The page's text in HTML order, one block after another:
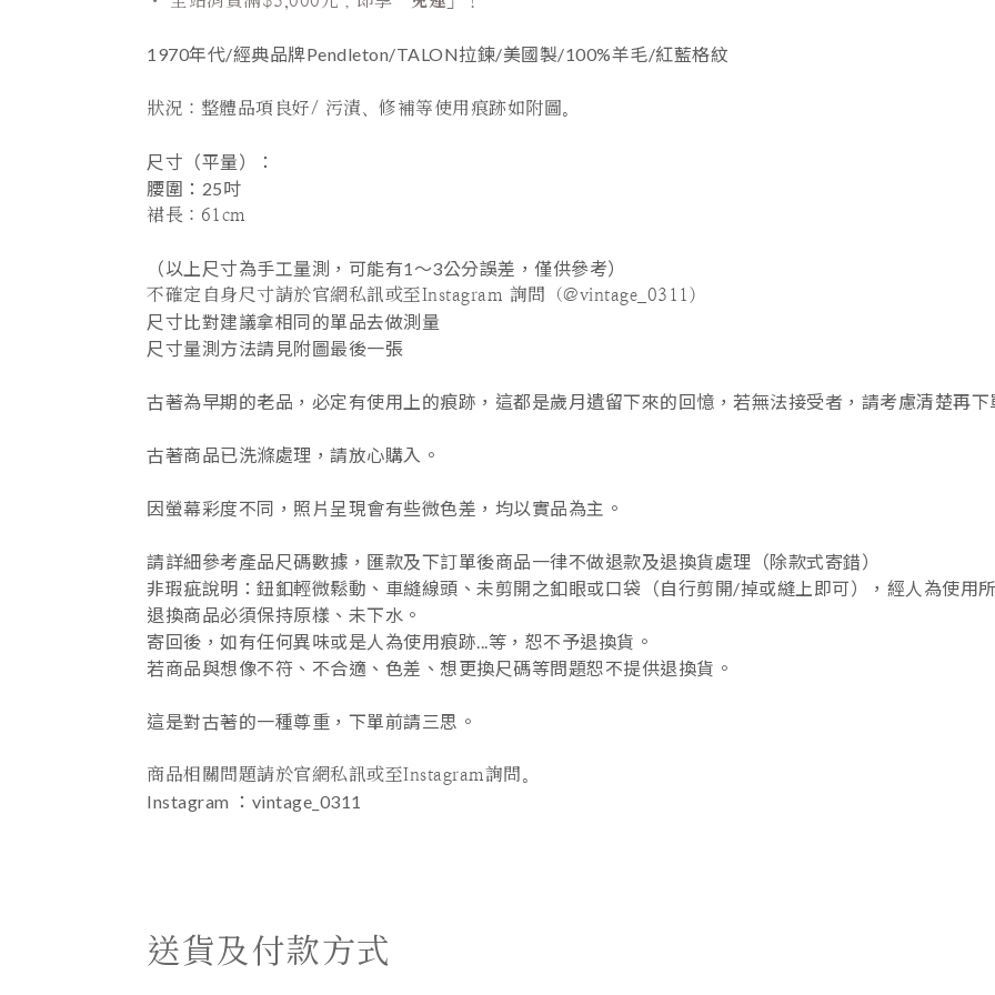
1970年代/經典品牌Pendleton/TALON拉鍊/美國製/100%羊毛/紅藍格紋
狀況： 整體品項良好/ 污漬、修補等使用痕跡如附圖。
尺寸（平量）：
腰圍 ：25吋
裙長 ：61cm
（以上尺寸為手工量測，可能有1～3公分誤差，僅供參考）
不確定自身尺寸請於官網私訊或至Instagram 詢問（@vintage_0311)
尺寸比對建議拿相同的單品去做測量
尺寸量測方法請見附圖最後一張
古著為早期的老品，必定有使用上的痕跡，這都是歲月遺留下來的回憶，若無法接受者，請考慮清楚再下
古著商品已洗滌處理，請放心購入。
因螢幕彩度不同，照片呈現會有些微色差，均以實品為主。
請詳細參考產品尺碼數據，匯款及下訂單後商品一律不做退款及退換貨處理（除款式寄錯）
非瑕疵說明：鈕釦輕微鬆動、車縫線頭、未剪開之釦眼或口袋（自行剪開/掉或縫上即可），經人為使用
退換商品必須保持原樣、未下水。
寄回後，如有任何異味或是人為使用痕跡...等，恕不予退換貨。
若商品與想像不符、不合適、色差、想更換尺碼等問題恕不提供退換貨。
這是對古著的一種尊重，下單前請三思。
商品相關問題請於官網私訊或至Instagram詢問。
Instagram ：vintage_0311
送貨及付款方式